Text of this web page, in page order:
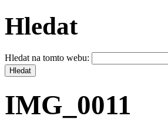
Hledat
Hledat na tomto webu:
IMG_0011